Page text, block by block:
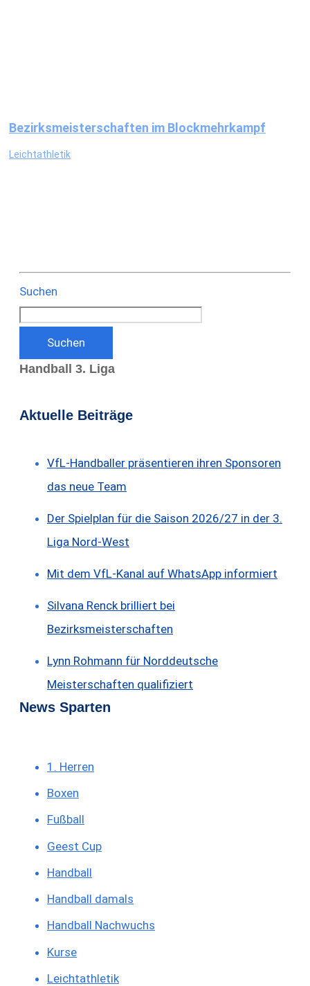
Bezirksmeisterschaften im Blockmehrkampf
Leichtathletik
Suchen
Suchen
Handball 3. Liga
Aktuelle Beiträge
VfL-Handballer präsentieren ihren Sponsoren
das neue Team
Der Spielplan für die Saison 2026/27 in der 3.
Liga Nord-West
Mit dem VfL-Kanal auf WhatsApp informiert
Silvana Renck brilliert bei
Bezirksmeisterschaften
Lynn Rohmann für Norddeutsche
Meisterschaften qualifiziert
News Sparten
1. Herren
Boxen
Fußball
Geest Cup
Handball
Handball damals
Handball Nachwuchs
Kurse
Leichtathletik